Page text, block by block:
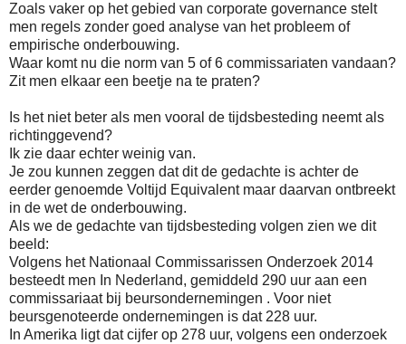
Zoals vaker op het gebied van corporate governance stelt
men regels zonder goed analyse van het probleem of
empirische onderbouwing.
Waar komt nu die norm van 5 of 6 commissariaten vandaan?
Zit men elkaar een beetje na te praten?
Is het niet beter als men vooral de tijdsbesteding neemt als
richtinggevend?
Ik zie daar echter weinig van.
Je zou kunnen zeggen dat dit de gedachte is achter de
eerder genoemde Voltijd Equivalent maar daarvan ontbreekt
in de wet de onderbouwing.
Als we de gedachte van tijdsbesteding volgen zien we dit
beeld:
Volgens het Nationaal Commissarissen Onderzoek 2014
besteedt men In Nederland, gemiddeld 290 uur aan een
commissariaat bij beursondernemingen . Voor niet
beursgenoteerde ondernemingen is dat 228 uur.
In Amerika ligt dat cijfer op 278 uur, volgens een onderzoek